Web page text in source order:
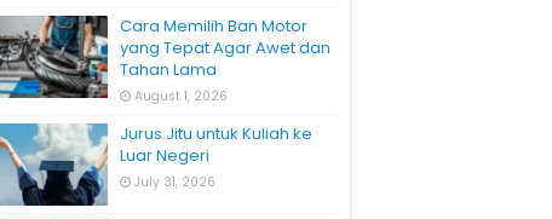
Cara Memilih Ban Motor
yang Tepat Agar Awet dan
Tahan Lama
August 1, 2026
Jurus Jitu untuk Kuliah ke
Luar Negeri
July 31, 2026